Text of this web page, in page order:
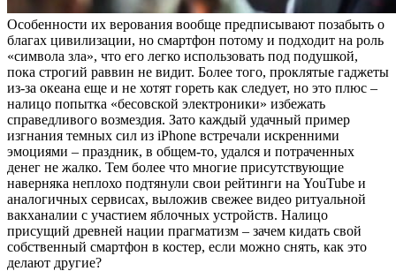
Особенности их верования вообще предписывают позабыть о
благах цивилизации, но смартфон потому и подходит на роль
«символа зла», что его легко использовать под подушкой,
пока строгий раввин не видит. Более того, проклятые гаджеты
из-за океана еще и не хотят гореть как следует, но это плюс –
налицо попытка «бесовской электроники» избежать
справедливого возмездия. Зато каждый удачный пример
изгнания темных сил из iPhone встречали искренними
эмоциями – праздник, в общем-то, удался и потраченных
денег не жалко. Тем более что многие присутствующие
наверняка неплохо подтянули свои рейтинги на YouTube и
аналогичных сервисах, выложив свежее видео ритуальной
вакханалии с участием яблочных устройств. Налицо
присущий древней нации прагматизм – зачем кидать свой
собственный смартфон в костер, если можно снять, как это
делают другие?